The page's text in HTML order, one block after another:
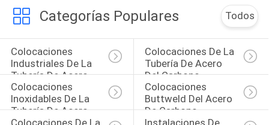
Categorías Populares Todos
Colocaciones
Industriales De La
Tubería De Acero
Colocaciones De La
Tubería De Acero
Del Carbono
Colocaciones
Inoxidables De La
Tubería De Acero
Colocaciones
Buttweld Del Acero
De Carbono